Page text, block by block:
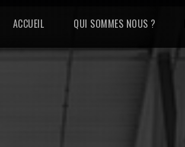
ACCUEIL QUI SOMMES NOUS ?